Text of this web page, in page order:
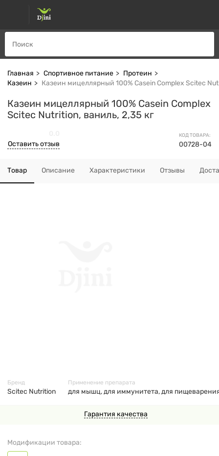
Главная Спортивное питание
Протеин
Казеин
Казеин мицеллярный 100% Casein Complex Scitec
Казеин мицеллярный 100% Casein Complex
Scitec Nutrition, ваниль, 2,35 кг
КОД ТОВАРА:
00728-04
Оставить отзыв
Товар Описание Характеристики Отзывы
Гарантия качества
Модификации товара:
Бренд
Scitec Nutrition
Применение препарата
для мышц, для иммунитета, для